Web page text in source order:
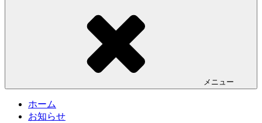
メニュー
ホーム
お知らせ